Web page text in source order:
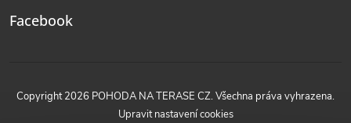
Facebook
Copyright 2026 POHODA NA TERASE CZ. Všechna práva vyhrazena.
Upravit nastavení cookies